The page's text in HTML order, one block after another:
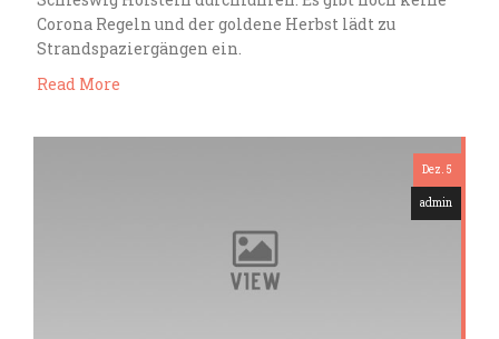
Corona Regeln und der goldene Herbst lädt zu
Strandspaziergängen ein.
Read More
Dez. 5
admin